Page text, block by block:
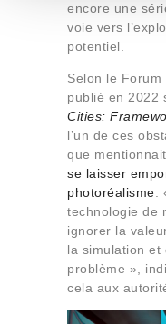
encore une
voie vers
potentiel.
Selon le
publié en 2022
Cities:
l’un de ces
que
se laisser
photoréalisme
technologie de
ignorer la
la simulation et
problème »,
cela aux